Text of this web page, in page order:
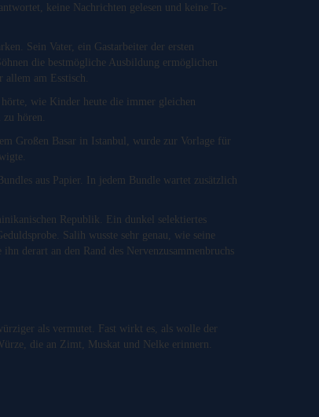
keine Nachrichten gelesen und keine To-
Sein Vater, ein Gastarbeiter der ersten
die bestmögliche Ausbildung ermöglichen
am Esstisch.
wie Kinder heute die immer gleichen
hören.
Großen Basar in Istanbul, wurde zur Vorlage für
aus Papier. In jedem Bundle wartet zusätzlich
Republik. Ein dunkel selektiertes
Salih wusste sehr genau, wie seine
derart an den Rand des Nervenzusammenbruchs
als vermutet. Fast wirkt es, als wolle der
die an Zimt, Muskat und Nelke erinnern.